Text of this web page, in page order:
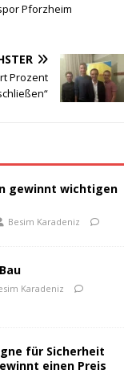
Pforzheim
Prozent
gewinnt wichtigen
Besim Karadeniz
Karadeniz
für Sicherheit
einen Preis